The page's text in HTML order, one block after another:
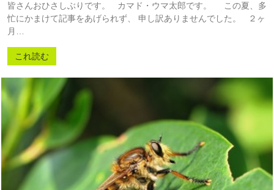
皆さんおひさしぶりです。 カマド・ウマ太郎です。 この夏、多
忙にかまけて記事をあげられず、 申し訳ありませんでした。 ２ヶ
月…
これ読む